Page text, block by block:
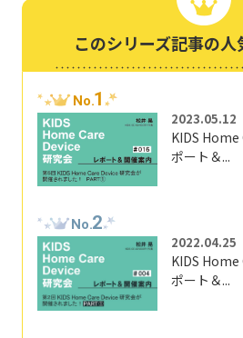
このシリーズ記事の
No.1
2023.05.12
KIDS Home
ポート＆...
No.2
2022.04.25
KIDS Home
ポート＆...